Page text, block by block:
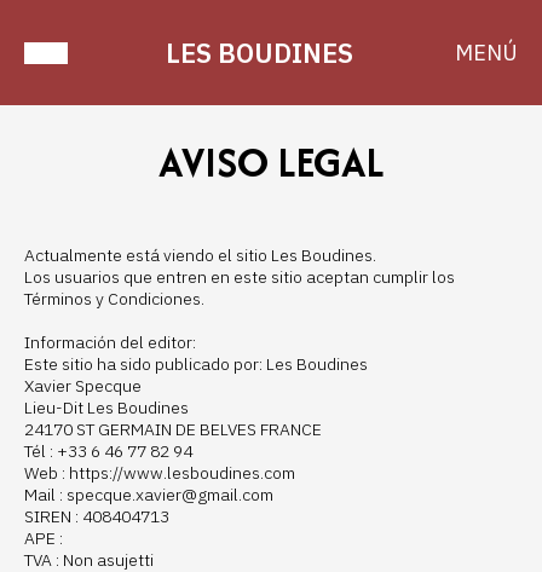
LES BOUDINES MENÚ
AVISO LEGAL
Actualmente está viendo el sitio Les Boudines.
Los usuarios que entren en este sitio aceptan cumplir los
Términos y Condiciones.
Información del editor:
Este sitio ha sido publicado por: Les Boudines
Xavier Specque
Lieu-Dit Les Boudines
24170 ST GERMAIN DE BELVES FRANCE
Tél : +33 6 46 77 82 94
Web : https://www.lesboudines.com
Mail : specque.xavier@gmail.com
SIREN : 408404713
APE :
TVA : Non asujetti